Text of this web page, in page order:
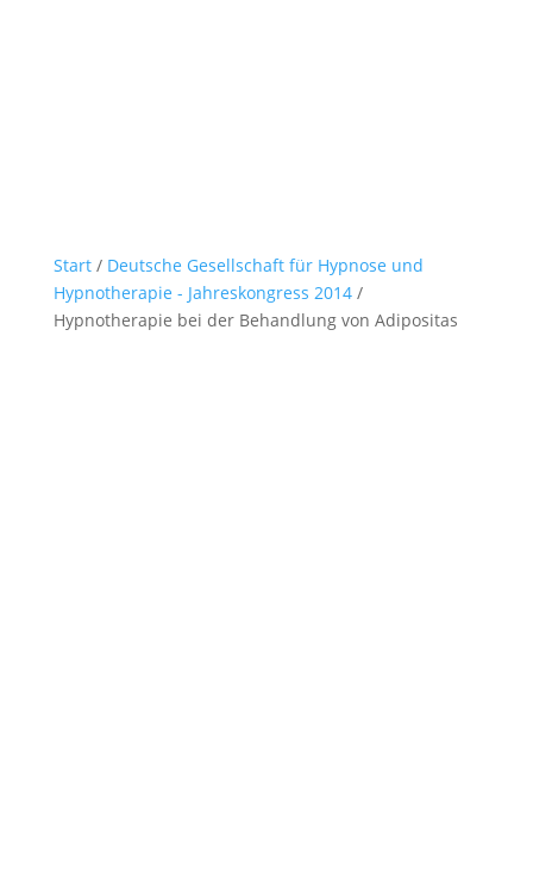
Start/ Deutsche Gesellschaft für Hypnose und
Hypnotherapie - Jahreskongress 2014/
Hypnotherapie bei der Behandlung von Adipositas